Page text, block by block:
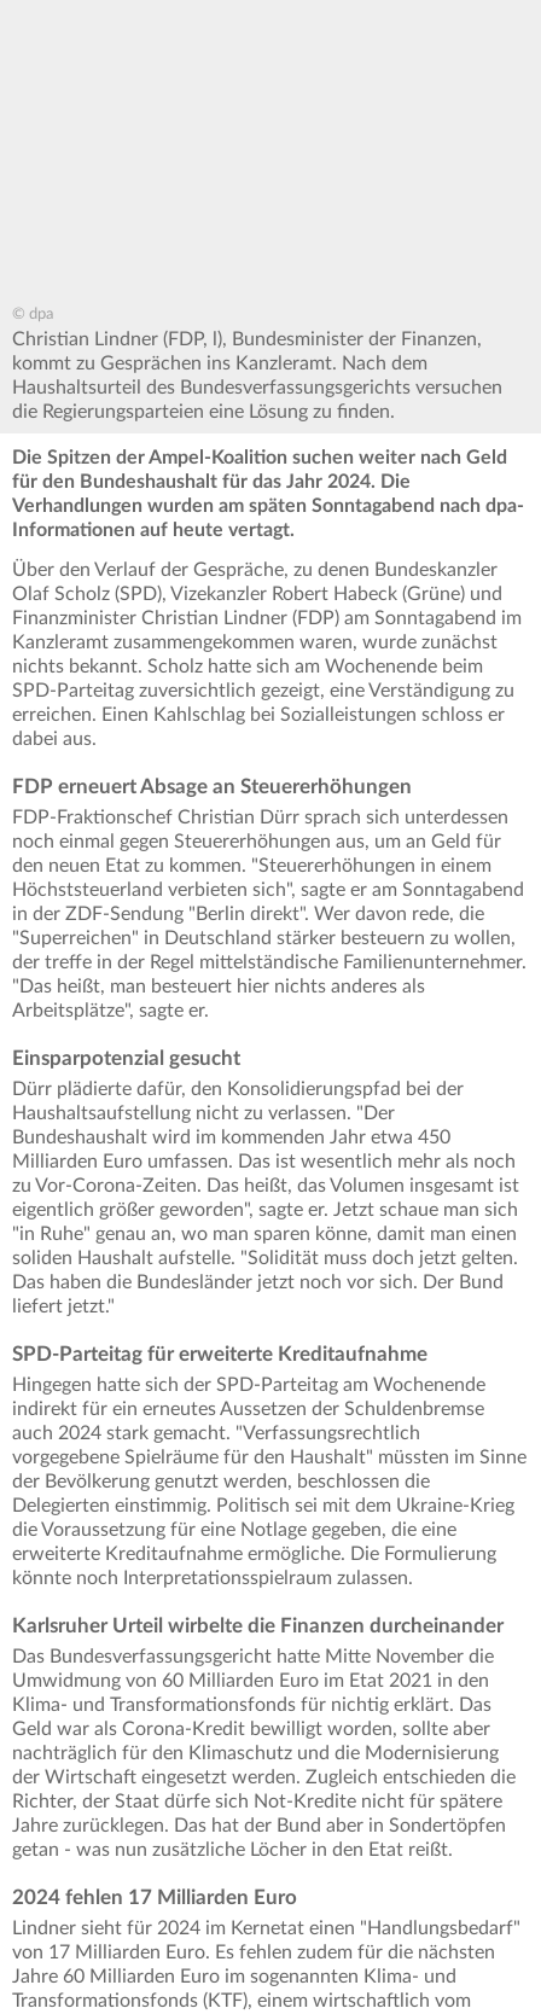
© dpa
Christian Lindner (FDP, l), Bundesminister der Finanzen,
kommt zu Gesprächen ins Kanzleramt. Nach dem
Haushaltsurteil des Bundesverfassungsgerichts versuchen
die Regierungsparteien eine Lösung zu finden.
Die Spitzen der Ampel-Koalition suchen weiter nach Geld
für den Bundeshaushalt für das Jahr 2024. Die
Verhandlungen wurden am späten Sonntagabend nach dpa-
Informationen auf heute vertagt.
Über den Verlauf der Gespräche, zu denen Bundeskanzler
Olaf Scholz (SPD), Vizekanzler Robert Habeck (Grüne) und
Finanzminister Christian Lindner (FDP) am Sonntagabend im
Kanzleramt zusammengekommen waren, wurde zunächst
nichts bekannt. Scholz hatte sich am Wochenende beim
SPD-Parteitag zuversichtlich gezeigt, eine Verständigung zu
erreichen. Einen Kahlschlag bei Sozialleistungen schloss er
dabei aus.
FDP erneuert Absage an Steuererhöhungen
FDP-Fraktionschef Christian Dürr sprach sich unterdessen
noch einmal gegen Steuererhöhungen aus, um an Geld für
den neuen Etat zu kommen. "Steuererhöhungen in einem
Höchststeuerland verbieten sich", sagte er am Sonntagabend
in der ZDF-Sendung "Berlin direkt". Wer davon rede, die
"Superreichen" in Deutschland stärker besteuern zu wollen,
der treffe in der Regel mittelständische Familienunternehmer.
"Das heißt, man besteuert hier nichts anderes als
Arbeitsplätze", sagte er.
Einsparpotenzial gesucht
Dürr plädierte dafür, den Konsolidierungspfad bei der
Haushaltsaufstellung nicht zu verlassen. "Der
Bundeshaushalt wird im kommenden Jahr etwa 450
Milliarden Euro umfassen. Das ist wesentlich mehr als noch
zu Vor-Corona-Zeiten. Das heißt, das Volumen insgesamt ist
eigentlich größer geworden", sagte er. Jetzt schaue man sich
"in Ruhe" genau an, wo man sparen könne, damit man einen
soliden Haushalt aufstelle. "Solidität muss doch jetzt gelten.
Das haben die Bundesländer jetzt noch vor sich. Der Bund
liefert jetzt."
SPD-Parteitag für erweiterte Kreditaufnahme
Hingegen hatte sich der SPD-Parteitag am Wochenende
indirekt für ein erneutes Aussetzen der Schuldenbremse
auch 2024 stark gemacht. "Verfassungsrechtlich
vorgegebene Spielräume für den Haushalt" müssten im Sinne
der Bevölkerung genutzt werden, beschlossen die
Delegierten einstimmig. Politisch sei mit dem Ukraine-Krieg
die Voraussetzung für eine Notlage gegeben, die eine
erweiterte Kreditaufnahme ermögliche. Die Formulierung
könnte noch Interpretationsspielraum zulassen.
Karlsruher Urteil wirbelte die Finanzen durcheinander
Das Bundesverfassungsgericht hatte Mitte November die
Umwidmung von 60 Milliarden Euro im Etat 2021 in den
Klima- und Transformationsfonds für nichtig erklärt. Das
Geld war als Corona-Kredit bewilligt worden, sollte aber
nachträglich für den Klimaschutz und die Modernisierung
der Wirtschaft eingesetzt werden. Zugleich entschieden die
Richter, der Staat dürfe sich Not-Kredite nicht für spätere
Jahre zurücklegen. Das hat der Bund aber in Sondertöpfen
getan - was nun zusätzliche Löcher in den Etat reißt.
2024 fehlen 17 Milliarden Euro
Lindner sieht für 2024 im Kernetat einen "Handlungsbedarf"
von 17 Milliarden Euro. Es fehlen zudem für die nächsten
Jahre 60 Milliarden Euro im sogenannten Klima- und
Transformationsfonds (KTF), einem wirtschaftlich vom